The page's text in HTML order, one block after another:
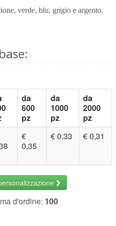
verde, blu, grigio e argento.
da
600
pz
da
1000
pz
da
2000
pz
€
0,35
€ 0,33 € 0,31
d'ordine: 100